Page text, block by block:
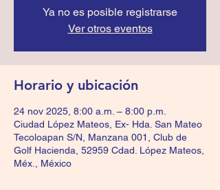
Ya no es posible registrarse
Ver otros eventos
Horario y ubicación
24 nov 2025, 8:00 a.m. – 8:00 p.m.
Ciudad López Mateos, Ex- Hda. San Mateo
Tecoloapan S/N, Manzana 001, Club de
Golf Hacienda, 52959 Cdad. López Mateos,
Méx., México